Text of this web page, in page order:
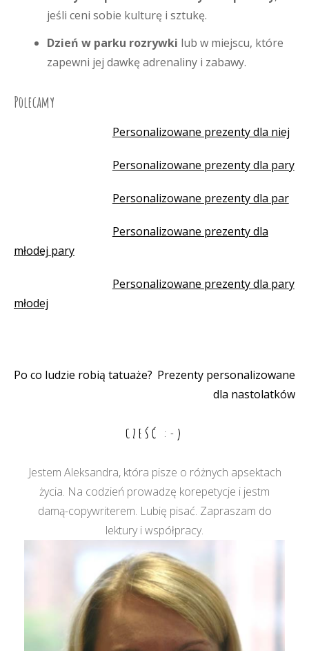
jeśli ceni sobie kulturę i sztukę.
Dzień w parku rozrywki lub w miejscu, które
zapewni jej dawkę adrenaliny i zabawy.
Polecamy
Personalizowane prezenty dla niej
Personalizowane prezenty dla pary
Personalizowane prezenty dla par
Personalizowane prezenty dla
młodej pary
Personalizowane prezenty dla pary
młodej
Nawigacja
Po co ludzie robią tatuaże? Prezenty personalizowane
dla nastolatków
CZEŚĆ :-)
Jestem Aleksandra, która pisze o różnych apsektach
życia. Na codzień prowadzę korepetycje i jestm
damą-copywriterem. Lubię pisać. Zapraszam do
lektury i współpracy.